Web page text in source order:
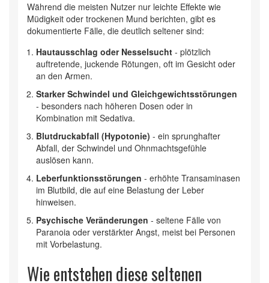
Während die meisten Nutzer nur leichte Effekte wie
Müdigkeit oder trockenen Mund berichten, gibt es
dokumentierte Fälle, die deutlich seltener sind:
Hautausschlag oder Nesselsucht - plötzlich
auftretende, juckende Rötungen, oft im Gesicht oder
an den Armen.
Starker Schwindel und Gleichgewichtsstörungen
- besonders nach höheren Dosen oder in
Kombination mit Sedativa.
Blutdruckabfall (Hypotonie) - ein sprunghafter
Abfall, der Schwindel und Ohnmachtsgefühle
auslösen kann.
Leberfunktionsstörungen - erhöhte Transaminasen
im Blutbild, die auf eine Belastung der Leber
hinweisen.
Psychische Veränderungen - seltene Fälle von
Paranoia oder verstärkter Angst, meist bei Personen
mit Vorbelastung.
Wie entstehen diese seltenen